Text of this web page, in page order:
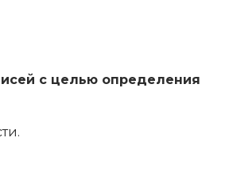
с целью определения